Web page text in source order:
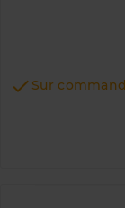
 Sur